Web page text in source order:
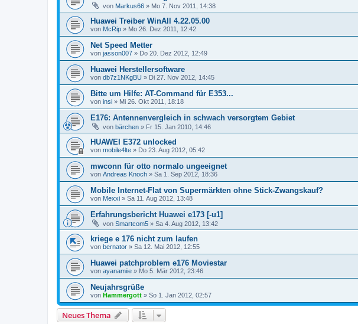
von Markus66 » Mo 7. Nov 2011, 14:38
Huawei Treiber WinAll 4.22.05.00
von McRip » Mo 26. Dez 2011, 12:42
Net Speed Metter
von jasson007 » Do 20. Dez 2012, 12:49
Huawei Herstellersoftware
von db7z1NKgBU » Di 27. Nov 2012, 14:45
Bitte um Hilfe: AT-Command für E353...
von insi » Mi 26. Okt 2011, 18:18
E176: Antennenvergleich in schwach versorgtem Gebiet
von bärchen » Fr 15. Jan 2010, 14:46
HUAWEI E372 unlocked
von mobile4lte » Do 23. Aug 2012, 05:42
mwconn für otto normalo ungeeignet
von Andreas Knoch » Sa 1. Sep 2012, 18:36
Mobile Internet-Flat von Supermärkten ohne Stick-Zwangskauf?
von Mexxi » Sa 11. Aug 2012, 13:48
Erfahrungsbericht Huawei e173 [-u1]
von Smartcom5 » Sa 4. Aug 2012, 13:42
kriege e 176 nicht zum laufen
von bernator » Sa 12. Mai 2012, 12:55
Huawei patchproblem e176 Moviestar
von ayanamiie » Mo 5. Mär 2012, 23:46
Neujahrsgrüße
von Hammergott » So 1. Jan 2012, 02:57
Neues Thema